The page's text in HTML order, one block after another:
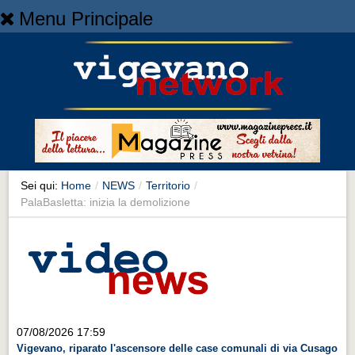
Menu Principale
NEWS
Cronaca
Cronaca
Artes et Artificia
Sport
Territorio
Sei qui: Home / NEWS / Territorio /
PalaBasletta: inizia la demolizione
07/08/2026 17:59
Vigevano, riparato l'ascensore delle case comunali di via Cusago